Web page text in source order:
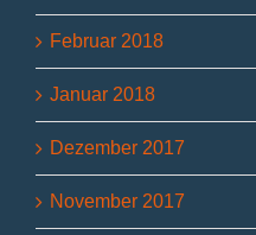
Februar 2018
Januar 2018
Dezember 2017
November 2017